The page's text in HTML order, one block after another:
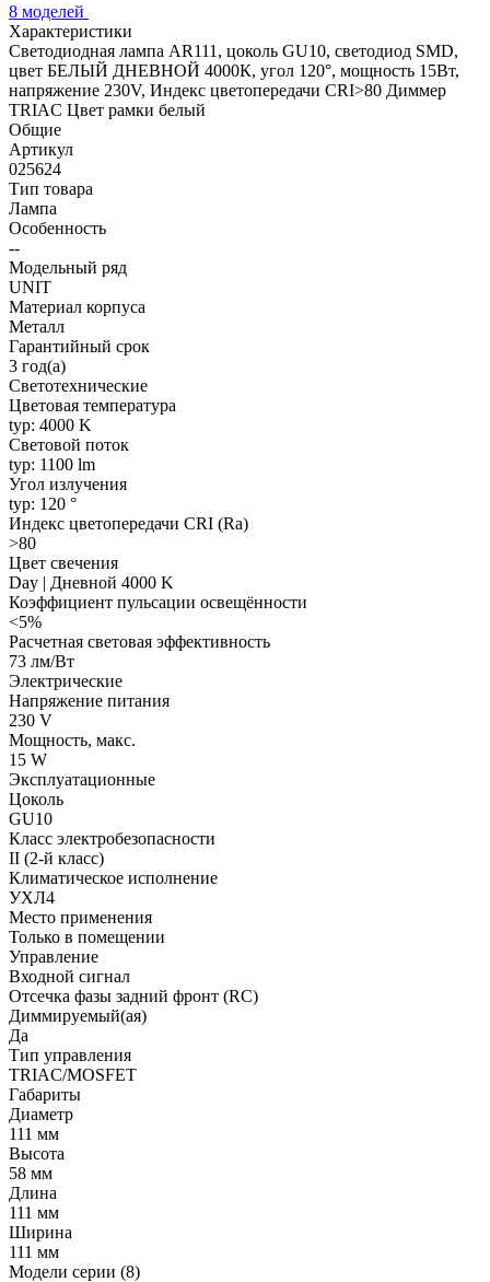
8 моделей
Характеристики
Светодиодная лампа AR111, цоколь GU10, светодиод SMD,
цвет БЕЛЫЙ ДНЕВНОЙ 4000К, угол 120°, мощность 15Вт,
напряжение 230V, Индекс цветопередачи CRI>80 Диммер
TRIAC Цвет рамки белый
Общие
Артикул
025624
Тип товара
Лампа
Особенность
--
Модельный ряд
UNIT
Материал корпуса
Металл
Гарантийный срок
3 год(а)
Светотехнические
Цветовая температура
typ: 4000 K
Световой поток
typ: 1100 lm
Угол излучения
typ: 120 °
Индекс цветопередачи CRI (Ra)
>80
Цвет свечения
Day | Дневной 4000 K
Коэффициент пульсации освещённости
<5%
Расчетная световая эффективность
73 лм/Вт
Электрические
Напряжение питания
230 V
Мощность, макс.
15 W
Эксплуатационные
Цоколь
GU10
Класс электробезопасности
II (2-й класс)
Климатическое исполнение
УХЛ4
Место применения
Только в помещении
Управление
Входной сигнал
Отсечка фазы задний фронт (RC)
Диммируемый(ая)
Да
Тип управления
TRIAC/MOSFET
Габариты
Диаметр
111 мм
Высота
58 мм
Длина
111 мм
Ширина
111 мм
Модели серии (8)